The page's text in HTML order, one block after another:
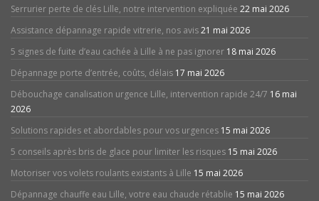
Serrurier perte de clés Lille, notre intervention expliquée 22 mai 2026
Assistance dépannage rapide vitrerie, nos avis21 mai 2026
5 signes de fuite d’eau cachée à Lille à ne pas ignorer 18 mai 2026
Dépannage porte d’entrée, coûts, délais 17 mai 2026
Débouchage canalisation urgence Lille, intervention rapide 24/7 16 mai
2026
Solutions rapides et abordables pour vos urgences 15 mai 2026
5 conseils après bris de glace pour limiter les risques 15 mai 2026
Motoriser vos volets roulants existants à Lille 15 mai 2026
Dépannage chauffe eau Lille, votre eau chaude rétablie 15 mai 2026